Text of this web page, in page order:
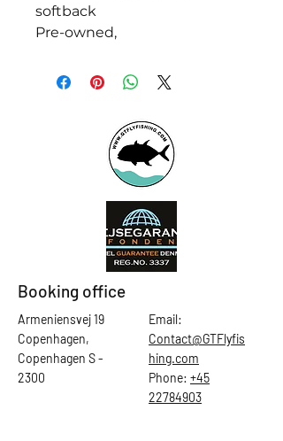
softback
Pre-owned,
Booking office
Armeniensvej 19
Copenhagen,
Copenhagen S -
2300
Email:
Contact@GTFlyfis
hing.com
Phone: +45
22784903